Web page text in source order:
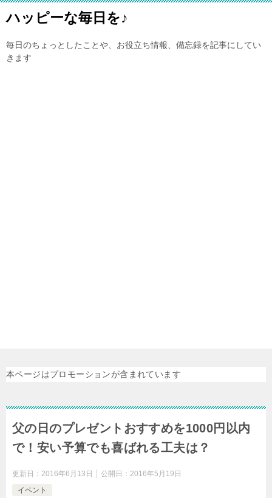
ハッピーな毎日を♪
毎日のちょっとしたことや、お役立ち情報、備忘録を記事にしてい
きます
本ページはプロモーションが含まれています
父の日のプレゼントおすすめを1000円以内
で！安い予算でも喜ばれる工夫は？
更新日： 2016年6月13日 公開日： 2016年5月19日
イベント